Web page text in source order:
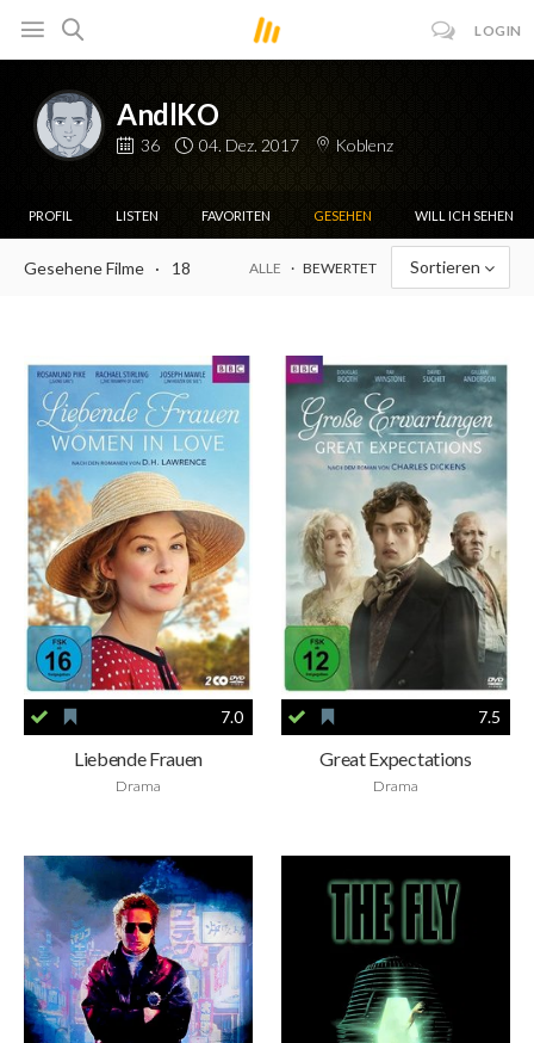
LOGIN
AndlKO
36 04. Dez. 2017 Koblenz
PROFIL LISTEN FAVORITEN GESEHEN WILL ICH SEHEN
Gesehene Filme 18 ALLE BEWERTET Sortieren
7.0
Liebende Frauen
Drama
7.5
Great Expectations
Drama